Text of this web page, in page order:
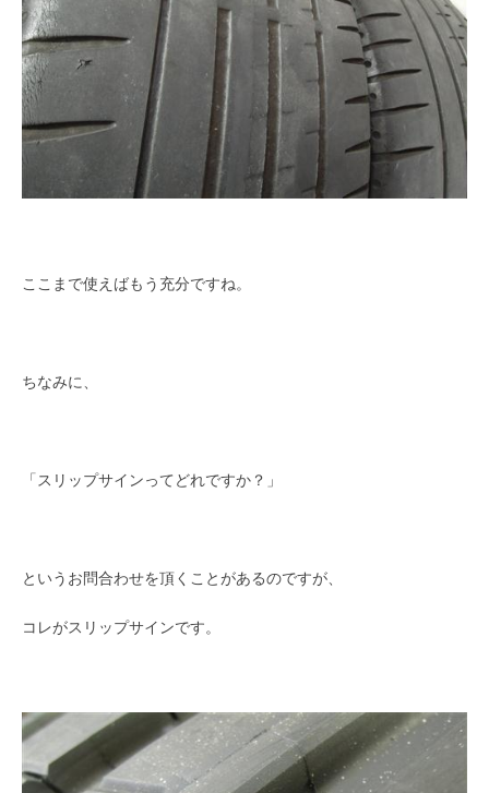
ここまで使えばもう充分ですね。
ちなみに、
「スリップサインってどれですか？」
というお問合わせを頂くことがあるのですが、
コレがスリップサインです。